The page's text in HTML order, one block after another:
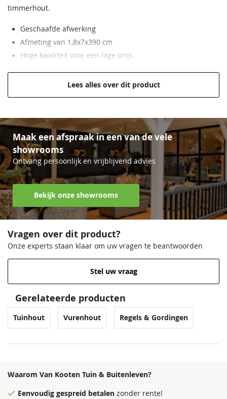
timmerhout.
Geschaafde afwerking
Afmeting van 1,8x7x390 cm
Hoge kwaliteit voor een lage prijs
Hoogwaardig, geïmpregneerd vurenhout
Lees alles over dit product
Maak een afspraak in een van de vele
showrooms
Ontvang persoonlijk en vrijblijvend advies
Bekijk onze showrooms
Vragen over dit product?
Onze experts staan klaar om uw vragen te beantwoorden
Stel uw vraag
Gerelateerde producten
Tuinhout Vurenhout Regels & Gordingen
Waarom Van Kooten Tuin & Buitenleven?
Eenvoudig gespreid betalen zonder rente!